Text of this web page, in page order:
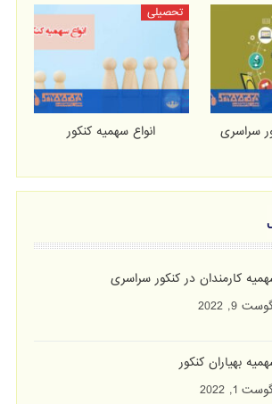
سراسری
تحصیلی
انواع سهمیه کنکور
کارمندان در کنکور سراسری
9, 2022
بهیاران کنکور
1, 2022